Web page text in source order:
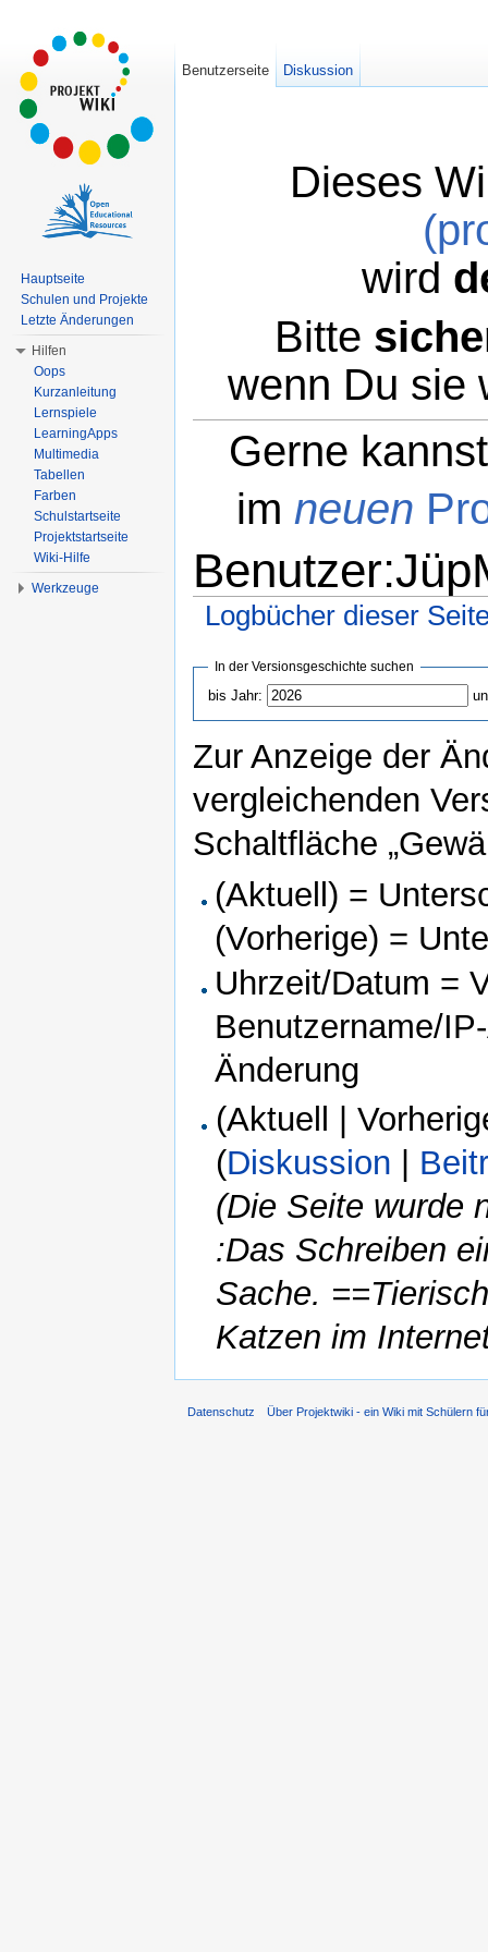
Dieses
wird
Bitte
wenn Du sie
Gerne
im neuen
Logbücher dieser
In der Versionsgeschichte suchen
bis Jahr:
Zur Anzeige der
vergleichenden
Schaltfläche
(Aktuell) =
(Vorherige) =
Uhrzeit/Datum =
Benutzername/
Änderung
(Aktuell |
(Diskussion |
(Die Seite wurde
:Das Schreiben
Sache.
Katzen im
Benutzerseite Diskussion
Hauptseite
Schulen und Projekte
Letzte Änderungen
Hilfen
Oops
Kurzanleitung
Lernspiele
LearningApps
Multimedia
Tabellen
Farben
Schulstartseite
Projektstartseite
Wiki-Hilfe
Werkzeuge
Datenschutz Über Projektwiki - ein Wiki mit Schülern